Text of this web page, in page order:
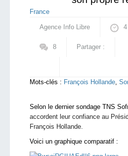
France
Agence Info Libre
8 Partager :
Mots-clés : François Hollande,
Selon le dernier sondage TNS
accordent leur confiance au
François Hollande.
Voici un graphique comparatif :